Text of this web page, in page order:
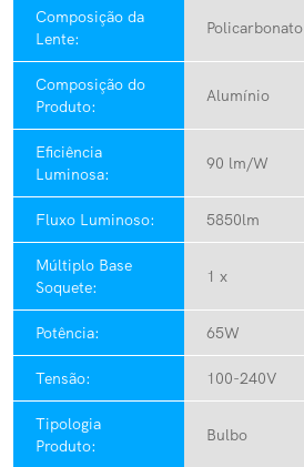
Composição da
Lente:
Policarbonato
Composição do
Produto:
Alumínio
Eficiência
Luminosa:
90 lm/W
Fluxo Luminoso: 5850lm
Múltiplo Base
Soquete:
1 x
Potência: 65W
Tensão: 100-240V
Tipologia
Produto:
Bulbo